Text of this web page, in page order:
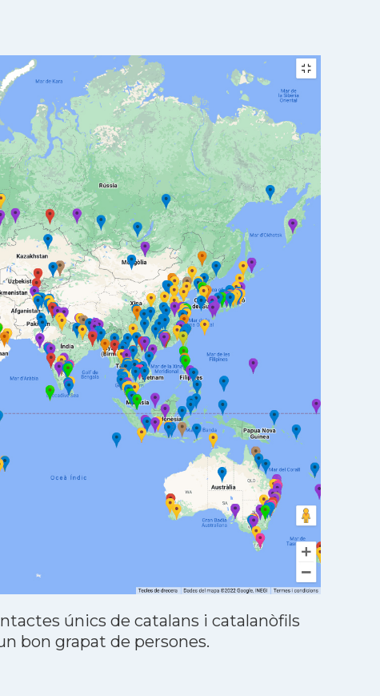
únics de catalans i catalanòfils
bon grapat de persones.